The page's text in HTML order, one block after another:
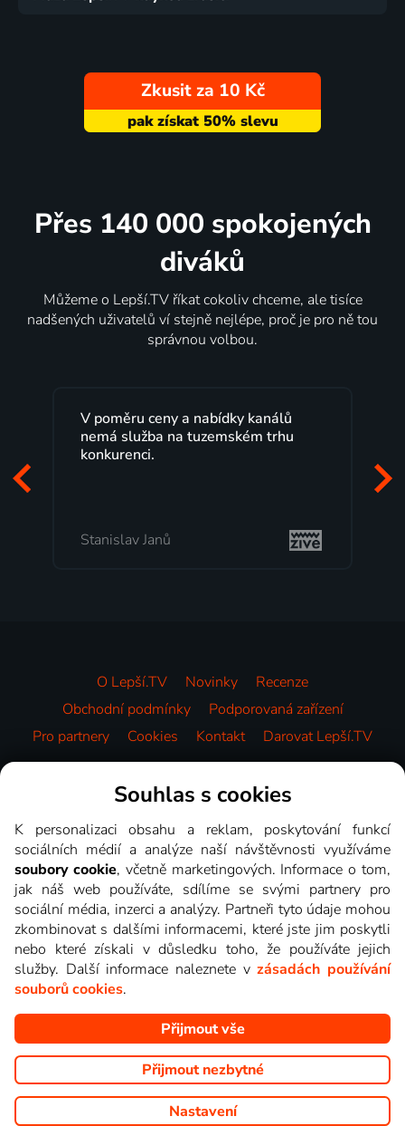
Zkusit za 10 Kč
Přes 140 000 spokojených
diváků
Můžeme o Lepší.TV říkat cokoliv chceme, ale tisíce
nadšených uživatelů ví stejně nejlépe, proč je pro ně tou
správnou volbou.
a nabídky kanálů
na tuzemském trhu
Lepší.TV sleduji už
maximální
začátek programu, to je
Milada Tomešová
O Lepší.TV Novinky
Recenze
Obchodní podmínky
Podporovaná zařízení
Pro partnery
Cookies Kontakt Darovat Lepší.TV
Videotéka
Copyright © goNET s.r.o. Na tomto webu jsou zobrazovány
obrázky z pořadů TV stanic, které můžete sledovat v Lepší.TV.
Souhlas s cookies
K personalizaci obsahu a reklam, poskytování funkcí
sociálních médií a analýze naší návštěvnosti využíváme
soubory cookie, včetně marketingových. Informace o tom,
jak náš web používáte, sdílíme se svými partnery pro
sociální média, inzerci a analýzy. Partneři tyto údaje mohou
zkombinovat s dalšími informacemi, které jste jim poskytli
nebo které získali v důsledku toho, že používáte jejich
služby. Další informace naleznete vzásadách používání
souborů cookies.
Přijmout vše
Přijmout nezbytné
Nastavení